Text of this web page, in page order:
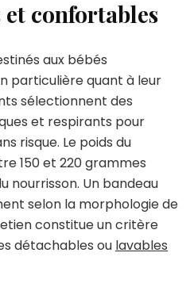
confortables
aux bébés
particulière quant à leur
sélectionnent des
et respirants pour
risque. Le poids du
150 et 220 grammes
nourrisson. Un bandeau
selon la morphologie de
constitue un critère
détachables ou lavables